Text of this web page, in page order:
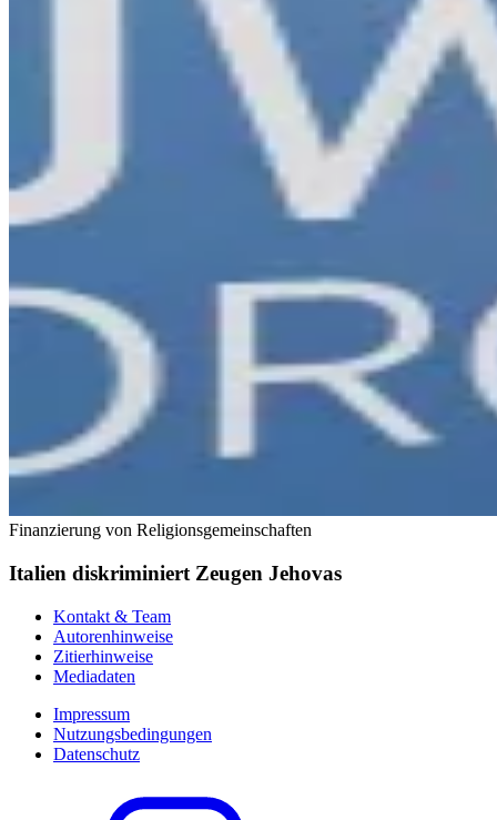
Finanzierung von Religionsgemeinschaften
Italien diskriminiert Zeugen Jehovas
Kontakt & Team
Autorenhinweise
Zitierhinweise
Mediadaten
Impressum
Nutzungsbedingungen
Datenschutz